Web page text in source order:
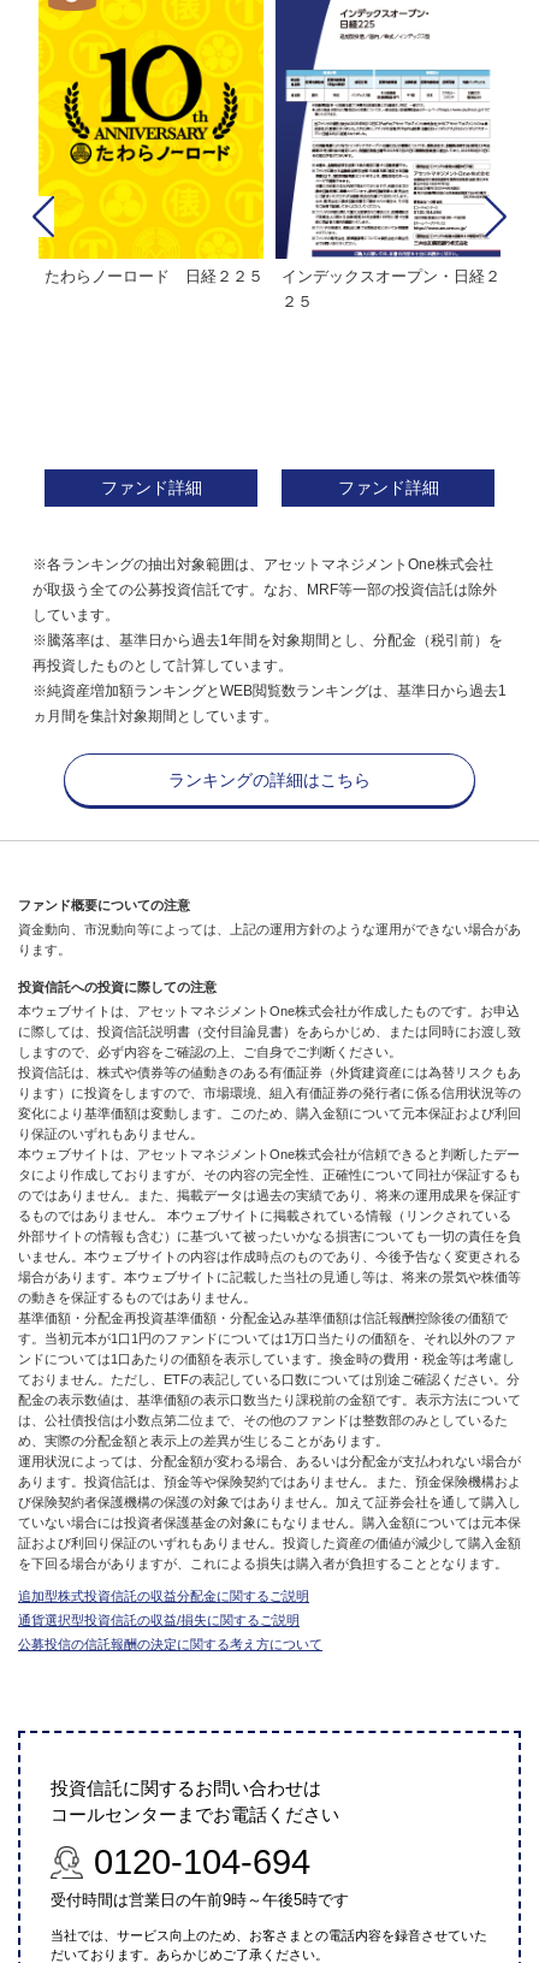
たわらノーロード 日経２２５
ファンド詳細
インデックスオープン・日経２
２５
ファンド詳細
※各ランキングの抽出対象範囲は、アセットマネジメントOne株式会社
が取扱う全ての公募投資信託です。なお、MRF等一部の投資信託は除外
しています。
※騰落率は、基準日から過去1年間を対象期間とし、分配金（税引前）を
再投資したものとして計算しています。
※純資産増加額ランキングとWEB閲覧数ランキングは、基準日から過去1
ヵ月間を集計対象期間としています。
ランキングの詳細はこちら
ファンド概要についての注意
資金動向、市況動向等によっては、上記の運用方針のような運用ができない場合があ
ります。
投資信託への投資に際しての注意
本ウェブサイトは、アセットマネジメントOne株式会社が作成したものです。お申込
に際しては、投資信託説明書（交付目論見書）をあらかじめ、または同時にお渡し致
しますので、必ず内容をご確認の上、ご自身でご判断ください。
投資信託は、株式や債券等の値動きのある有価証券（外貨建資産には為替リスクもあ
ります）に投資をしますので、市場環境、組入有価証券の発行者に係る信用状況等の
変化により基準価額は変動します。このため、購入金額について元本保証および利回
り保証のいずれもありません。
本ウェブサイトは、アセットマネジメントOne株式会社が信頼できると判断したデー
タにより作成しておりますが、その内容の完全性、正確性について同社が保証するも
のではありません。また、掲載データは過去の実績であり、将来の運用成果を保証す
るものではありません。 本ウェブサイトに掲載されている情報（リンクされている
外部サイトの情報も含む）に基づいて被ったいかなる損害についても一切の責任を負
いません。本ウェブサイトの内容は作成時点のものであり、今後予告なく変更される
場合があります。本ウェブサイトに記載した当社の見通し等は、将来の景気や株価等
の動きを保証するものではありません。
基準価額・分配金再投資基準価額・分配金込み基準価額は信託報酬控除後の価額で
す。当初元本が1口1円のファンドについては1万口当たりの価額を、それ以外のファ
ンドについては1口あたりの価額を表示しています。換金時の費用・税金等は考慮し
ておりません。ただし、ETFの表記している口数については別途ご確認ください。分
配金の表示数値は、基準価額の表示口数当たり課税前の金額です。表示方法について
は、公社債投信は小数点第二位まで、その他のファンドは整数部のみとしているた
め、実際の分配金額と表示上の差異が生じることがあります。
運用状況によっては、分配金額が変わる場合、あるいは分配金が支払われない場合が
あります。投資信託は、預金等や保険契約ではありません。また、預金保険機構およ
び保険契約者保護機構の保護の対象ではありません。加えて証券会社を通して購入し
ていない場合には投資者保護基金の対象にもなりません。購入金額については元本保
証および利回り保証のいずれもありません。投資した資産の価値が減少して購入金額
を下回る場合がありますが、これによる損失は購入者が負担することとなります。
追加型株式投資信託の収益分配金に関するご説明
通貨選択型投資信託の収益/損失に関するご説明
公募投信の信託報酬の決定に関する考え方について
投資信託に関するお問い合わせは
コールセンターまでお電話ください
0120-104-694
受付時間は営業日の午前9時～午後5時です
当社では、サービス向上のため、お客さまとの電話内容を録音させていた
だいております。あらかじめご了承ください。